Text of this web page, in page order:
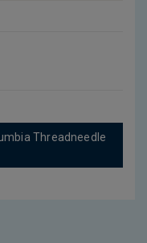
Threadneedle